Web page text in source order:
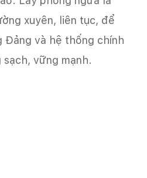
xuyên, liên tục, để
Đảng và hệ thống chính
vững mạnh.